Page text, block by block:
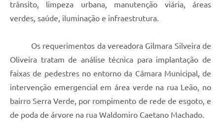
trânsito, limpeza urbana, manutenção viária, áreas
verdes, saúde, iluminação e infraestrutura.
Os requerimentos da vereadora Gilmara Silveira de
Oliveira tratam de análise técnica para implantação de
faixas de pedestres no entorno da Câmara Municipal, de
intervenção emergencial em área verde na rua Leão, no
bairro Serra Verde, por rompimento de rede de esgoto, e
de poda de árvore na rua Waldomiro Caetano Machado.